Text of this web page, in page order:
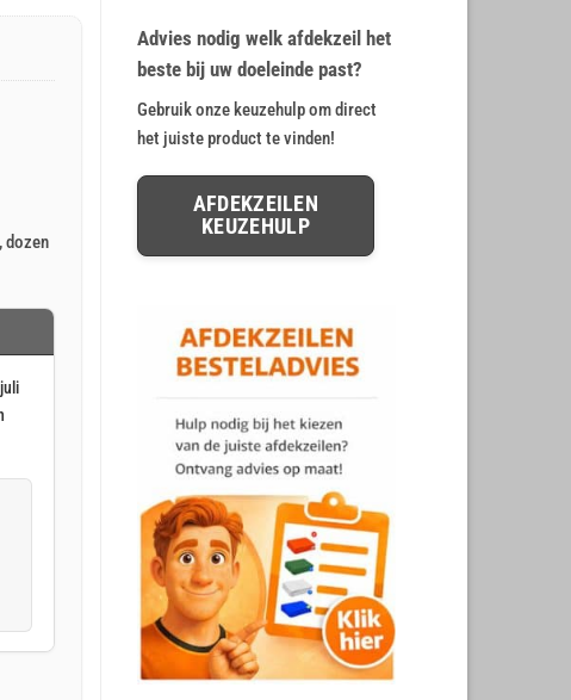
Advies nodig welk afdekzeil het
beste bij uw doeleinde past?
Gebruik onze keuzehulp om direct
het juiste product te vinden!
AFDEKZEILEN
KEUZEHULP
dozen